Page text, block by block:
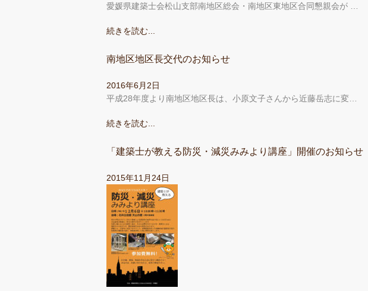
愛媛県建築士会松山支部南地区総会・南地区東地区合同懇親会が …
続きを読む...
南地区地区長交代のお知らせ
2016年6月2日
平成28年度より南地区地区長は、小原文子さんから近藤岳志に変…
続きを読む...
「建築士が教える防災・減災みみより講座」開催のお知らせ
2015年11月24日